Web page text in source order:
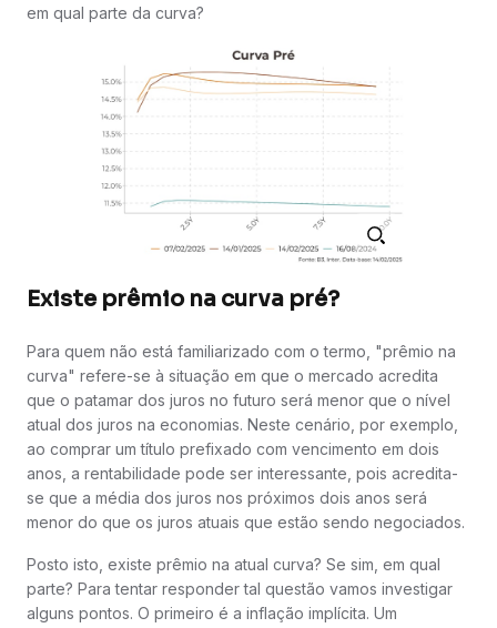
em qual parte da curva?
Existe prêmio na curva pré?
Para quem não está familiarizado com o termo, "prêmio na
curva" refere-se à situação em que o mercado acredita
que o patamar dos juros no futuro será menor que o nível
atual dos juros na economias. Neste cenário, por exemplo,
ao comprar um título prefixado com vencimento em dois
anos, a rentabilidade pode ser interessante, pois acredita-
se que a média dos juros nos próximos dois anos será
menor do que os juros atuais que estão sendo negociados.
Posto isto, existe prêmio na atual curva? Se sim, em qual
parte? Para tentar responder tal questão vamos investigar
alguns pontos. O primeiro é a inflação implícita. Um